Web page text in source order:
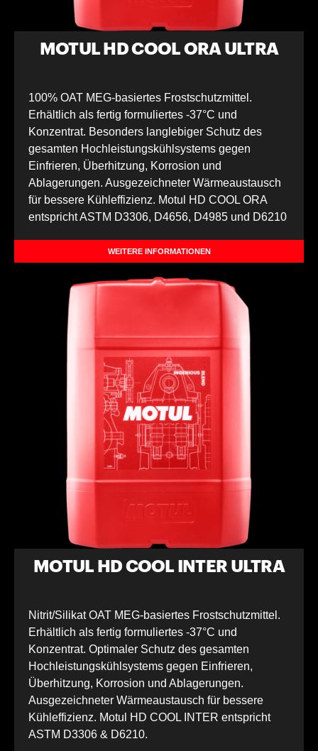
MOTUL HD COOL ORA ULTRA
100% OAT MEG-basiertes Frostschutzmittel.
Erhältlich als fertig formuliertes -37°C und
Konzentrat. Besonders langlebiger Schutz des
gesamten Hochleistungskühlsystems gegen
Einfrieren, Überhitzung, Korrosion und
Ablagerungen. Ausgezeichneter Wärmeaustausch
für bessere Kühleffizienz. Motul HD COOL ORA
entspricht ASTM D3306, D4656, D4985 und D6210
WEITERE INFORMATIONEN
MOTUL HD COOL INTER ULTRA
Nitrit/Silikat OAT MEG-basiertes Frostschutzmittel.
Erhältlich als fertig formuliertes -37°C und
Konzentrat. Optimaler Schutz des gesamten
Hochleistungskühlsystems gegen Einfrieren,
Überhitzung, Korrosion und Ablagerungen.
Ausgezeichneter Wärmeaustausch für bessere
Kühleffizienz. Motul HD COOL INTER entspricht
ASTM D3306 & D6210.